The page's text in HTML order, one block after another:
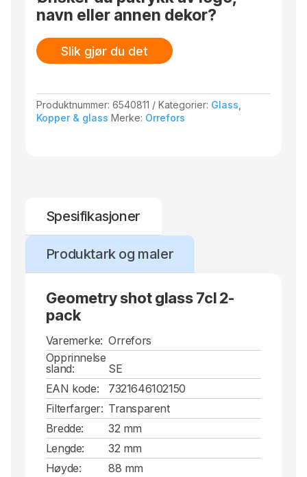
navn eller annen dekor?
Slik gjør du det
Produktnummer:6540811 Kategorier: Glass
Kopper & glass Merke: Orrefors
Spesifikasjoner
Produktark og maler
Geometry shot glass 7cl 2-
pack
Varemerke: Orrefors
Opprinnelse
sland:
SE
EAN kode:
7321646102150
Filterfarger: Transparent
Bredde:
32 mm
Lengde:
32 mm
Høyde:
88 mm